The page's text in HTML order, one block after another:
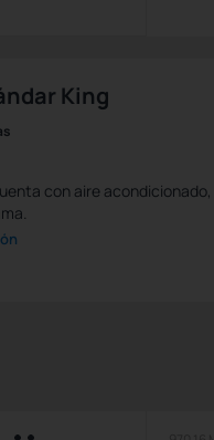
King
con aire